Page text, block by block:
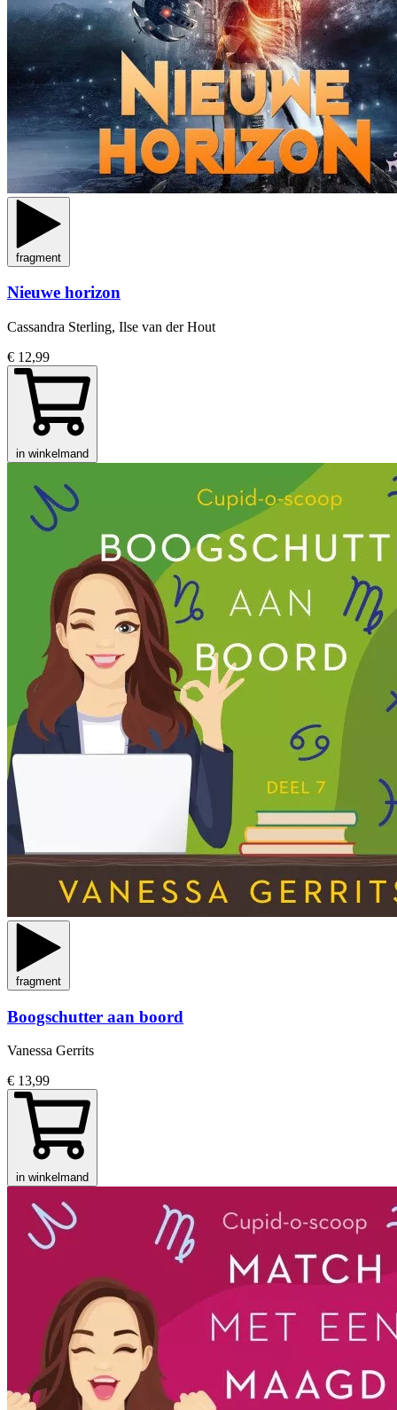
fragment
Nieuwe horizon
Cassandra Sterling, Ilse van der Hout
€ 12,99
in winkelmand
fragment
Boogschutter aan boord
Vanessa Gerrits
€ 13,99
in winkelmand